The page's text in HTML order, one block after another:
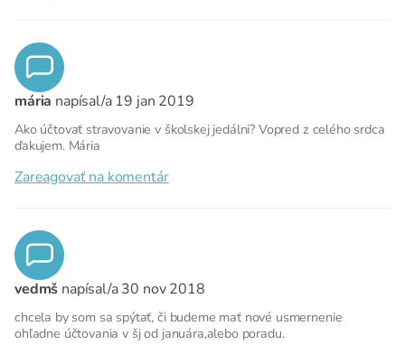
mária napísal/a 19 jan 2019
Ako účtovať stravovanie v školskej jedálni? Vopred z celého srdca
ďakujem. Mária
Zareagovať na komentár
vedmš napísal/a30 nov 2018
chcela by som sa spýtať, či budeme mať nové usmernenie
ohľadne účtovania v šj od januára,alebo poradu.